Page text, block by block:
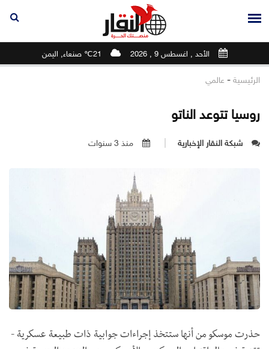
الأحد , اغسطس 9 , 2026 21℃ صنعاء, اليمن
الرئيسية - عالمي
روسيا تتوعد الناتو
شبكة النقار الإخبارية منذ 3 سنوات
حذرت موسكو من أنها ستتخذ إجراءات جوابية ذات طبيعة عسكرية -